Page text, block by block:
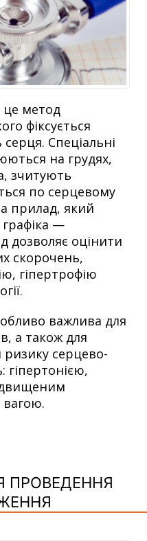
це метод
фіксується
Спеціальні
на грудях,
зчитують
по серцевому
прилад, який
графіка —
дозволяє оцінити
скорочень,
гіпертрофію
важлива для
а також для
ризику серцево-
ПРОВЕДЕННЯ